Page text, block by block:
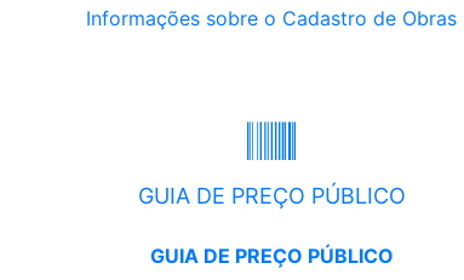
Informações sobre o Cadastro de Obras
GUIA DE PREÇO PÚBLICO
GUIA DE PREÇO PÚBLICO